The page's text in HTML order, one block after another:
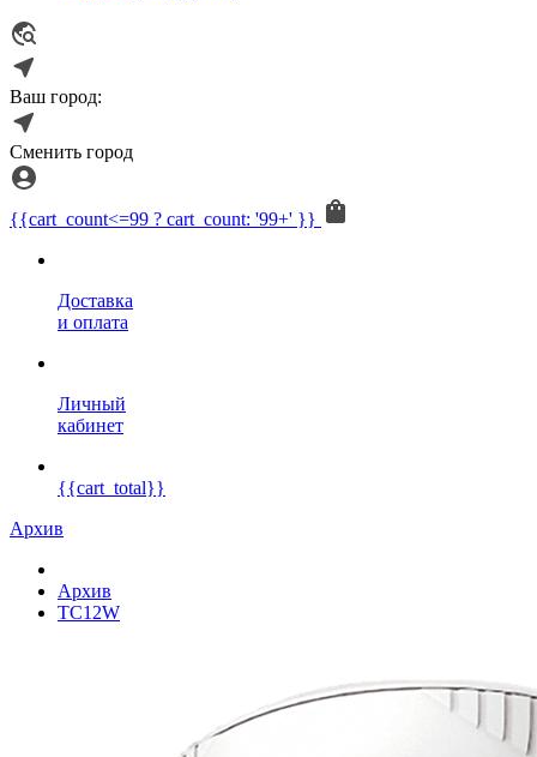
Ваш город:
Сменить город
{{cart_count<=99 ? cart_count: '99+' }}
Доставка
и оплата
Личный
кабинет
{{cart_total}}
Архив
Архив
TC12W